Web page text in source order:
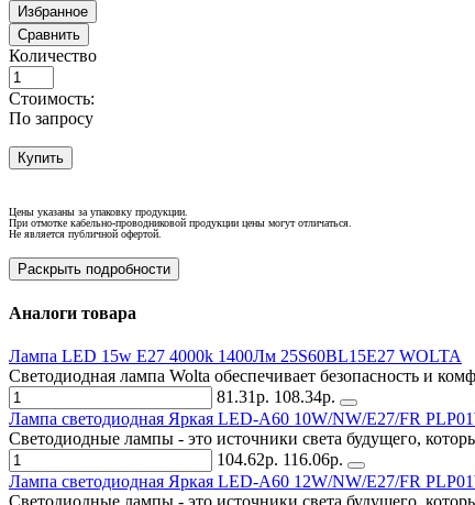
Избранное
Сравнить
Количество
Стоимость:
По запросу
Купить
Цены указаны за упаковку продукции.
При отмотке кабельно-проводниковой продукции цены могут отличаться.
Не является публичной офертой.
Раскрыть подробности
Аналоги товара
Лампа LED 15w E27 4000k 1400Лм 25S60BL15E27 WOLTA
Светодиодная лампа Wolta обеспечивает безопасность и
81.31р. 108.34р.
Лампа светодиодная Яркая LED-A60 10W/NW/E27/FR
Светодиодные лампы - это источники света будущего,
104.62р. 116.06р.
Лампа светодиодная Яркая LED-A60 12W/NW/E27/FR